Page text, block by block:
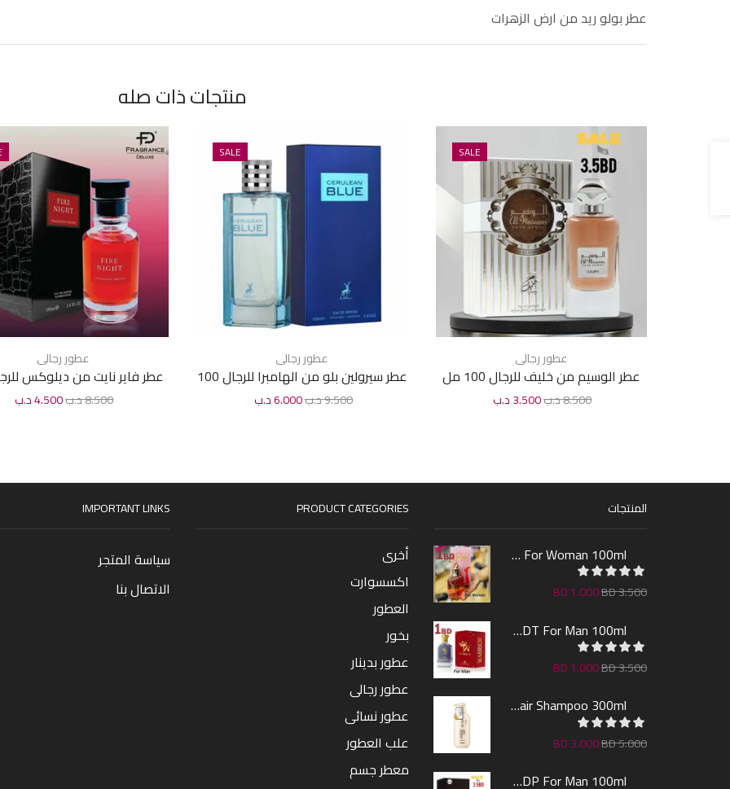
عطر بولو ريد من ارض الزهرات
منتجات ذات صله
SALE
عطور رجالى
عطر الوسيم من خليف للرجال 100 مل
8.500د.ب3.500د.ب
SALE
عطور رجالى
عطر سيرولين بلو من الهامبرا للرجال 100
مل 9.500د.ب6.000د.ب
عطور رجالى
مل 8.500د.ب4.500د.ب
IMPORTANT LINKS
سياسة المتجر
الاتصال بنا
PRODUCT CATEGORIES
أخرى
اكسسوارت
العطور
بخور
عطور بدينار
عطور رجالى
عطور نسائى
علب العطور
معطر جسم
المنتجات
Bent Jeran EDP For Woman 100ml
BD3.500
BD1.000
Warrior EDT For Man 100ml
BD3.500
BD1.000
Sakura Hair Shampoo 300ml
BD5.000
BD3.000
Farcent EDP For Man 100ml